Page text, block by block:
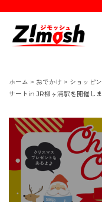
ホーム > おでかけ > ショッピ
サートin JR柳ヶ浦駅を開催しま